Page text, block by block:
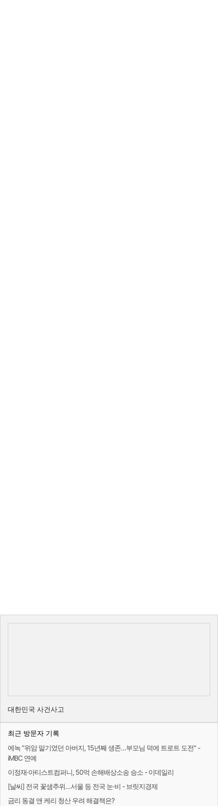
대한민국 사건사고
최근 방문자 기록
에녹 "위암 말기였던 아버지, 15년째 생존…부모님 덕에 트로트 도전" -
iMBC 연예
이정재·아티스트컴퍼니, 50억 손해배상소송 승소 - 이데일리
[날씨] 전국 꽃샘추위…서울 등 전국 눈·비 - 브릿지경제
금리 동결 앤 케리 청산 우려 해결책은?